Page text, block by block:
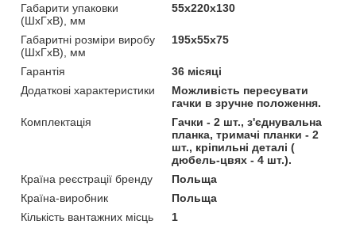
Габарити упаковки
(ШхГхВ), мм
55х220х130
Габаритні розміри виробу
(ШхГхВ), мм
195х55х75
Гарантія
36 місяці
Додаткові характеристики
Можливість пересувати
гачки в зручне положення.
Комплектація
Гачки - 2 шт., з'єднувальна
планка, тримачі планки - 2
шт., кріпильні деталі (
дюбель-цвях - 4 шт.).
Країна реєстрації бренду
Польща
Країна-виробник
Польща
Кількість вантажних місць
1